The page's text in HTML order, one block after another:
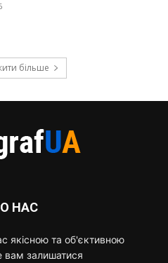
більше
НАС
якісною та об'єктивною
залишатися